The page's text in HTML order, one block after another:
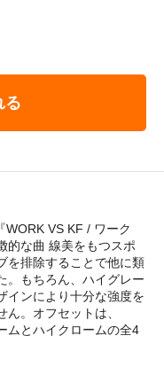
る
WORK VS KF / ワーク
的な曲 線美をもつスポ
を排除することで他に類
。もちろん、ハイグレー
インにより十分な強度を
。オフセットは、
ムとハイクロームの全4